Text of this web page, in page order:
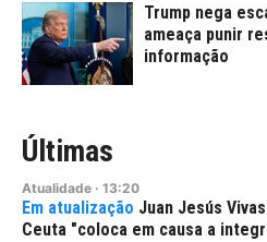
Trump nega
ameaça punir
informação
Últimas
Atualidade · 13:20
Juan Jesús
Ceuta "coloca em causa a